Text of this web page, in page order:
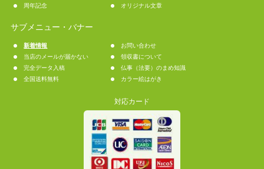
周年記念
オリジナル文章
サブメニュー・バナー
新着情報
お問い合わせ
当店のメールが届かない
領収書について
完全データ入稿
仏事（法要）のまめ知識
全国送料無料
カラー絵はがき
対応カード